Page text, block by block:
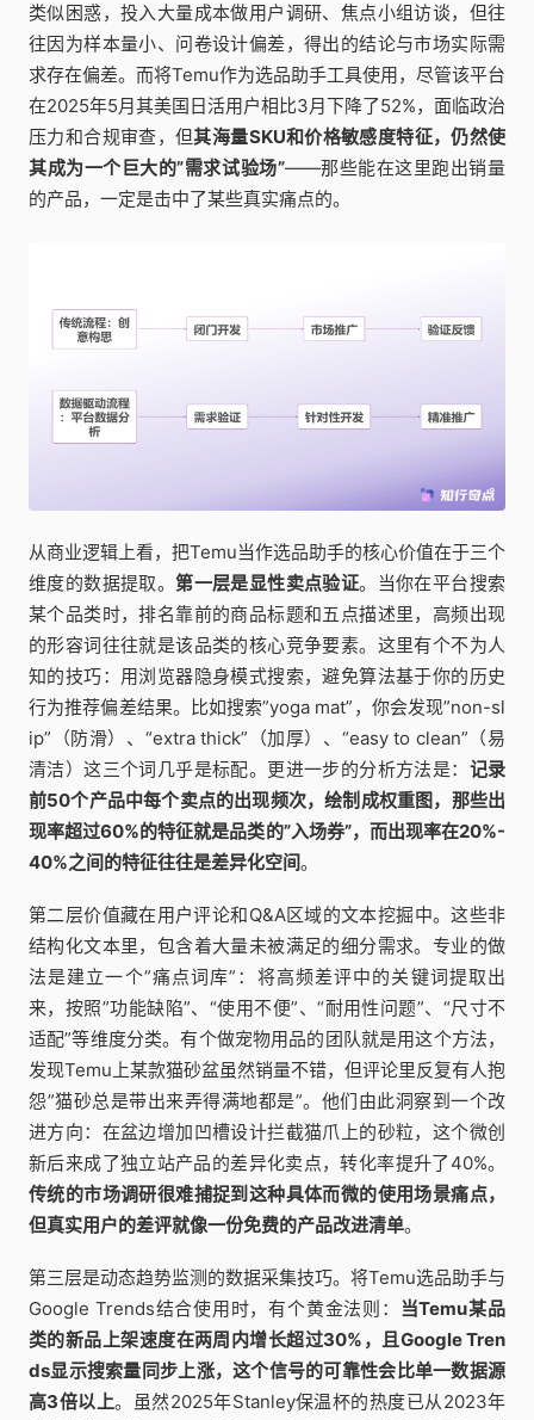
类似困惑，投入大量成本做用户调研、焦点小组访谈，但往
往因为样本量小、问卷设计偏差，得出的结论与市场实际需
求存在偏差。而将Temu作为选品助手工具使用，尽管该平台
在2025年5月其美国日活用户相比3月下降了52%，面临政治
压力和合规审查，但其海量SKU和价格敏感度特征，仍然使
其成为一个巨大的”需求试验场”——那些能在这里跑出销量
的产品，一定是击中了某些真实痛点的。
从商业逻辑上看，把Temu当作选品助手的核心价值在于三个
维度的数据提取。第一层是显性卖点验证。当你在平台搜索
某个品类时，排名靠前的商品标题和五点描述里，高频出现
的形容词往往就是该品类的核心竞争要素。这里有个不为人
知的技巧：用浏览器隐身模式搜索，避免算法基于你的历史
行为推荐偏差结果。比如搜索”yoga mat”，你会发现”non-sl
ip”（防滑）、“extra thick”（加厚）、“easy to clean”（易
清洁）这三个词几乎是标配。更进一步的分析方法是： 记录
前50个产品中每个卖点的出现频次，绘制成权重图，那些出
现率超过60%的特征就是品类的”入场券”，而出现率在20%-
40%之间的特征往往是差异化空间。
第二层价值藏在用户评论和Q&A区域的文本挖掘中。这些非
结构化文本里，包含着大量未被满足的细分需求。专业的做
法是建立一个”痛点词库”：将高频差评中的关键词提取出
来，按照”功能缺陷”、“使用不便”、“耐用性问题”、“尺寸不
适配”等维度分类。有个做宠物用品的团队就是用这个方法，
发现Temu上某款猫砂盆虽然销量不错，但评论里反复有人抱
怨”猫砂总是带出来弄得满地都是”。他们由此洞察到一个改
进方向：在盆边增加凹槽设计拦截猫爪上的砂粒，这个微创
新后来成了独立站产品的差异化卖点，转化率提升了40%。
传统的市场调研很难捕捉到这种具体而微的使用场景痛点，
但真实用户的差评就像一份免费的产品改进清单。
第三层是动态趋势监测的数据采集技巧。将Temu选品助手与
Google Trends结合使用时，有个黄金法则： 当Temu某品
类的新品上架速度在两周内增长超过30%，且Google Tren
ds显示搜索量同步上涨，这个信号的可靠性会比单一数据源
高3倍以上。虽然2025年Stanley保温杯的热度已从2023年